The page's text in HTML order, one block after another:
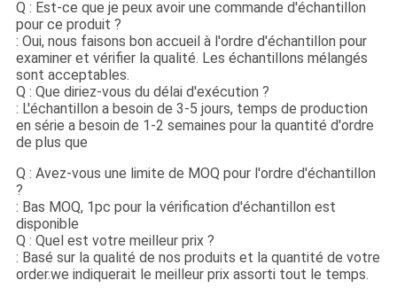
Q : Est-ce que je peux avoir une commande d'échantillon
pour ce produit ?
: Oui, nous faisons bon accueil à l'ordre d'échantillon pour
examiner et vérifier la qualité. Les échantillons mélangés
sont acceptables.
Q : Que diriez-vous du délai d'exécution ?
: L'échantillon a besoin de 3-5 jours, temps de production
en série a besoin de 1-2 semaines pour la quantité d'ordre
de plus que
Q : Avez-vous une limite de MOQ pour l'ordre d'échantillon
?
: Bas MOQ, 1pc pour la vérification d'échantillon est
disponible
Q : Quel est votre meilleur prix ?
: Basé sur la qualité de nos produits et la quantité de votre
order.we indiquerait le meilleur prix assorti tout le temps.